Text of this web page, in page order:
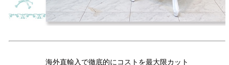
海外直輸入で徹底的にコストを最大限カット